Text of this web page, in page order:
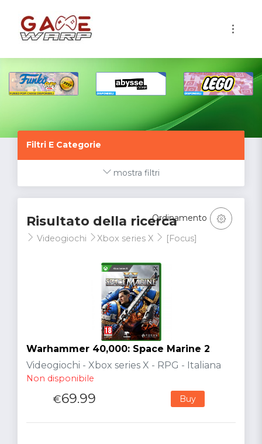
Filtri E Categorie
mostra filtri
Risultato della ricerca
Videogiochi Xbox series X [Focus]
Ordinamento
Warhammer 40,000: Space Marine 2
Videogiochi - Xbox series X - RPG - Italiana
Non disponibile
€69.99 Buy